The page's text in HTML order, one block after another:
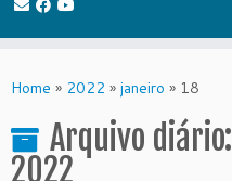
toHome » 2022 » janeiro » 18
Arquivo diário:
2022